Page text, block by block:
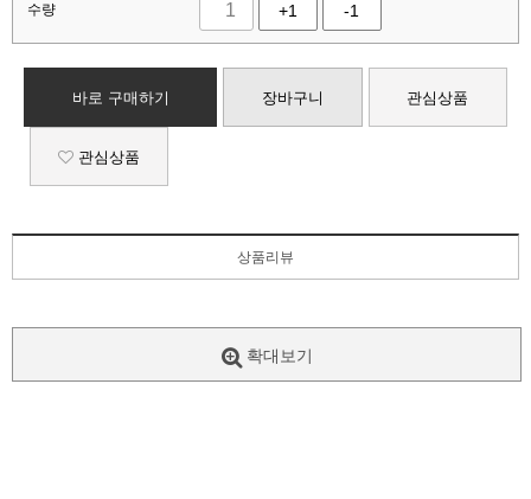
수량 +1 -1
바로 구매하기 장바구니 관심상품
관심상품
상품리뷰
확대보기